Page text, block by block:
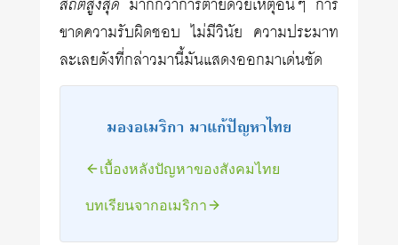
ขาดความรับผิดชอบ ไม่มีวินัย ความประมาท
ละเลยดังที่กล่าวมานี้มันแสดงออกมาเด่นชัด
มองอเมริกา มาแก้ปัญหาไทย
เบื้องหลังปัญหาของสังคมไทย
บทเรียนจากอเมริกา